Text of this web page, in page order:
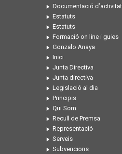
Documentació d’activitat
Estatuts
Estatuts
Formació on line i guies
Gonzalo Anaya
Inici
Junta Directiva
Junta directiva
Legislació al dia
Principis
Qui Som
Recull de Premsa
Representació
Serveis
Subvencions